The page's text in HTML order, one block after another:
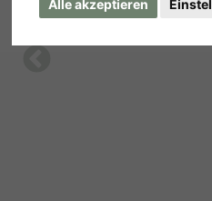
Alle akzeptieren